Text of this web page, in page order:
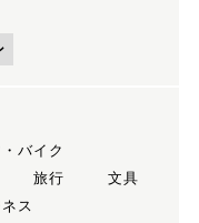
バイク
旅行
文具
ス